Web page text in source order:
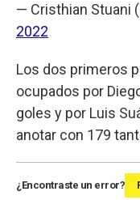
— Cristhian Stuani
2022
Los dos primeros
ocupados por
goles y por Luis
anotar con 179
¿Encontraste un error?